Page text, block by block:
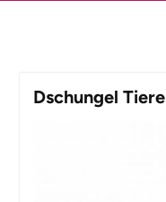
Dschungel Tiere